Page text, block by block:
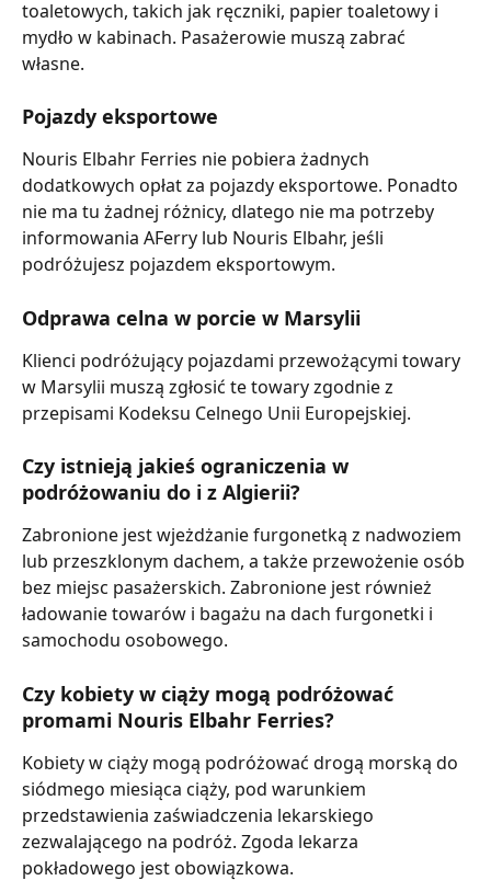
toaletowych, takich jak ręczniki, papier toaletowy i
mydło w kabinach. Pasażerowie muszą zabrać
własne.
Pojazdy eksportowe
Nouris Elbahr Ferries nie pobiera żadnych
dodatkowych opłat za pojazdy eksportowe. Ponadto
nie ma tu żadnej różnicy, dlatego nie ma potrzeby
informowania AFerry lub Nouris Elbahr, jeśli
podróżujesz pojazdem eksportowym.
Odprawa celna w porcie w Marsylii
Klienci podróżujący pojazdami przewożącymi towary
w Marsylii muszą zgłosić te towary zgodnie z
przepisami Kodeksu Celnego Unii Europejskiej.
Czy istnieją jakieś ograniczenia w
podróżowaniu do i z Algierii?
Zabronione jest wjeżdżanie furgonetką z nadwoziem
lub przeszklonym dachem, a także przewożenie osób
bez miejsc pasażerskich. Zabronione jest również
ładowanie towarów i bagażu na dach furgonetki i
samochodu osobowego.
Czy kobiety w ciąży mogą podróżować
promami Nouris Elbahr Ferries?
Kobiety w ciąży mogą podróżować drogą morską do
siódmego miesiąca ciąży, pod warunkiem
przedstawienia zaświadczenia lekarskiego
zezwalającego na podróż. Zgoda lekarza
pokładowego jest obowiązkowa.